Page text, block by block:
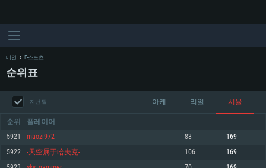
메인 E-스포츠
순위표
지난 달 아케 리얼 시뮬
순위 플레이어
5921 maozi972 83 169
5922 -天空属于哈夫克- 106 169